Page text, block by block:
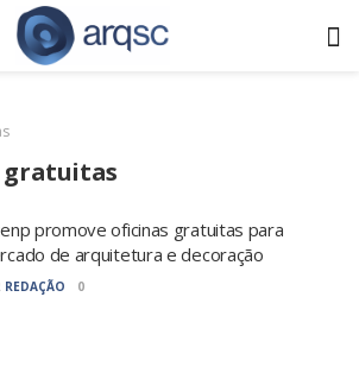
gratuitas
promove oficinas gratuitas para
de arquitetura e decoração
REDAÇÃO 0